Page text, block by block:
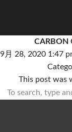
CARBON
9月 28, 2020 1:47
This post was